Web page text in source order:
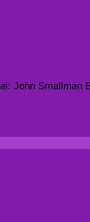
John Smallman